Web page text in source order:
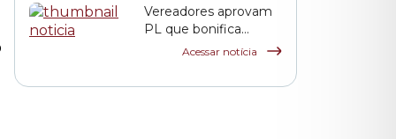
Vereadores aprovam
PL que bonifica
funcionários das
Acessar notícia